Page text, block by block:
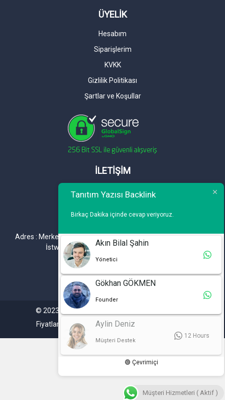
ÜYELİK
Hesabım
Siparişlerim
KVKK
Gizlilik Politikası
Şartlar ve Koşullar
İLETİŞİM
Telefon : 0 212 461 75 87
Adres : Merkez Mh. DeğirmenBahçe Cd. A1 A Blok D : 19 Kat :1
İstwest Rezidans Bahçelievler / İSTANBUL
© 2023. Tüm hakları saklıdır. Tanitimyazisi.com.tr
Fiyatlarımıza %20 KDV Dahil Değildir.
Tanıtım Yazısı Backlink
Birkaç Dakika içinde cevap veriyoruz.
Aylin Deniz
Müşteri Destek
12 Hours
Akın Bilal Şahin
Yönetici
Gökhan GÖKMEN
Founder
🟢 Çevrimiçi
Müşteri Hizmetleri ( Aktif )